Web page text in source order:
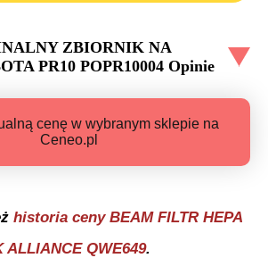
ZBIORNIK NA
PR10 POPR10004 Opinie
cenę w wybranym sklepie na
Ceneo.pl
historia ceny BEAM FILTR HEPA
ALLIANCE QWE649.